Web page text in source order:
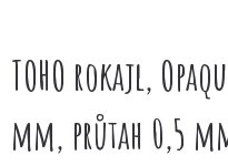
TOHO rokajl,
mm, průtah 0,5